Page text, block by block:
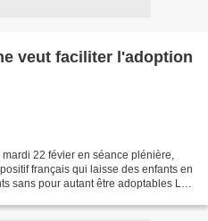
veut faciliter l'adoption
22 févier en séance plénière,
français qui laisse des enfants en
sans pour autant être adoptables Le